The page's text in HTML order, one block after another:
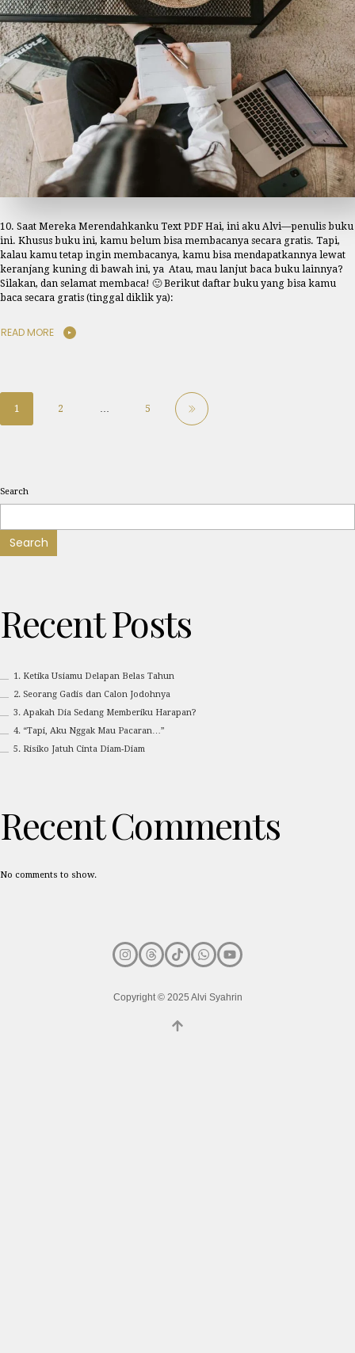
10. Saat Mereka Merendahkanku Text PDF Hai, ini aku Alvi—penulis buku
ini. Khusus buku ini, kamu belum bisa membacanya secara gratis. Tapi,
kalau kamu tetap ingin membacanya, kamu bisa mendapatkannya lewat
keranjang kuning di bawah ini, ya Atau, mau lanjut baca buku lainnya?
Silakan, dan selamat membaca! 🙂 Berikut daftar buku yang bisa kamu
baca secara gratis (tinggal diklik ya):
READ MORE
1 2 … 5
Search
Search
Recent Posts
1. Ketika Usiamu Delapan Belas Tahun
2. Seorang Gadis dan Calon Jodohnya
3. Apakah Dia Sedang Memberiku Harapan?
4. “Tapi, Aku Nggak Mau Pacaran…”
5. Risiko Jatuh Cinta Diam-Diam
Recent Comments
No comments to show.
Copyright © 2025 Alvi Syahrin